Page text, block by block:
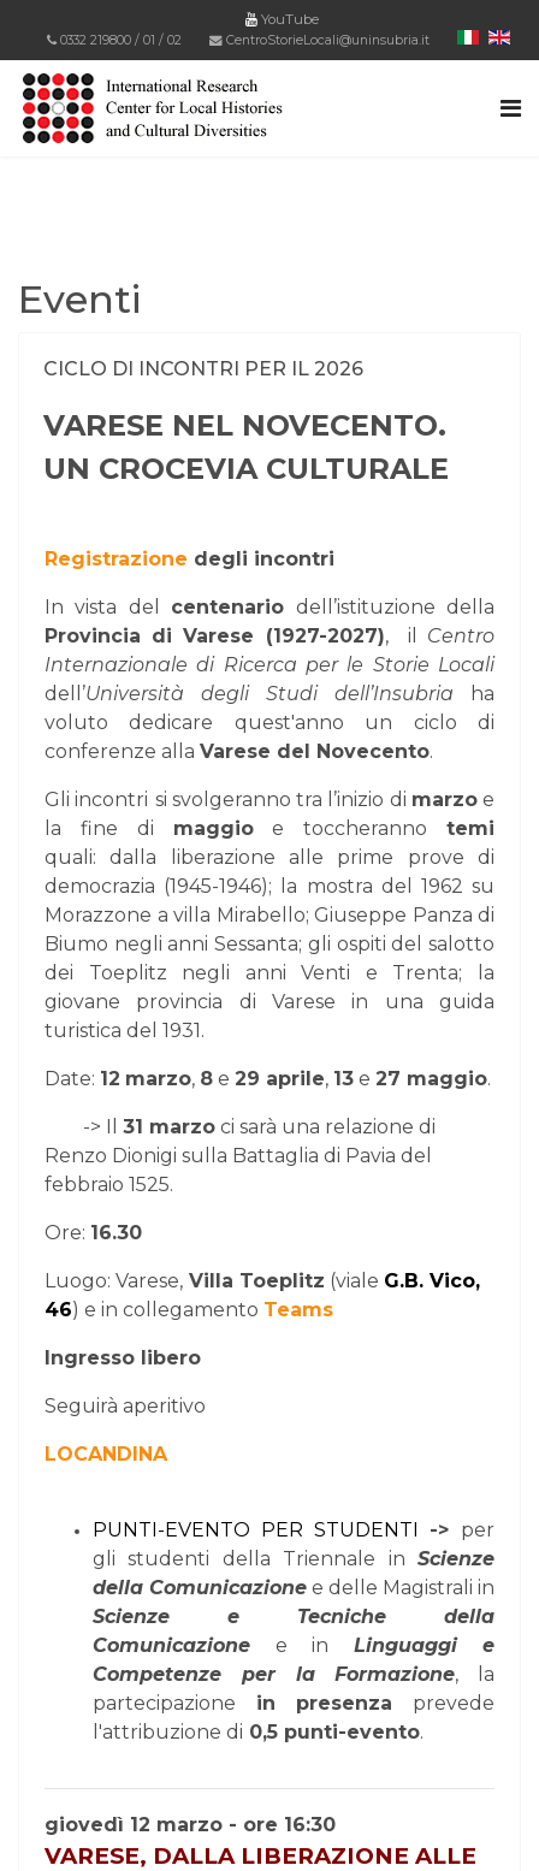
YouTube
0332 219800 / 01 / 02 CentroStorieLocali@uninsubria.it
Eventi
CICLO DI INCONTRI PER IL 2026
VARESE NEL NOVECENTO.
UN CROCEVIA CULTURALE
Registrazione degli incontri
In vista del centenario dell’istituzione della
Provincia di Varese (1927-2027), il Centro
Internazionale di Ricerca per le Storie Locali
dell’Università degli Studi dell’Insubria
ha
voluto dedicare quest'anno un ciclo di
conferenze alla Varese del Novecento.
Gli incontri si svolgeranno tra l’inizio di marzoe
la fine di maggioe toccheranno temi
quali:dalla liberazione alle prime prove di
democrazia (1945-1946); la mostra del 1962 su
Morazzone a villa Mirabello; Giuseppe Panza di
Biumo negli anni Sessanta; gli ospitidel salotto
dei Toeplitz negli anni Venti e Trenta; la
giovane provincia di Varese in una guida
turistica del 1931.
Date: 12 marzo, 8 e 29 aprile, 13 e 27 maggio.
-> Il 31 marzo ci sarà una relazione di
Renzo Dionigi sulla Battaglia di Pavia del
febbraio 1525.
Ore: 16.30
Luogo: Varese, Villa Toeplitz (viale G.B. Vico,
46) e in collegamento Teams
Ingresso libero
Seguirà aperitivo
LOCANDINA
PUNTI-EVENTO PER STUDENTI -> per
gli studenti della Triennale in Scienze
della Comunicazione e delle Magistrali in
Scienze e Tecniche della
Comunicazione e in Linguaggi e
Competenze per la Formazione, la
partecipazione in presenza prevede
l'attribuzione di 0,5 punti-evento.
giovedì 12 marzo - ore 16:30
VARESE, DALLA LIBERAZIONE ALLE